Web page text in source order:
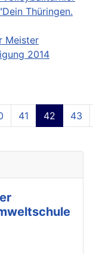
Thüringen.
Meister
2014
41 42 43